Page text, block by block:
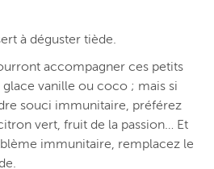
à déguster tiède.
accompagner ces petits
glace vanille ou coco ; mais si
souci immunitaire, préférez
vert, fruit de la passion… Et
immunitaire, remplacez le